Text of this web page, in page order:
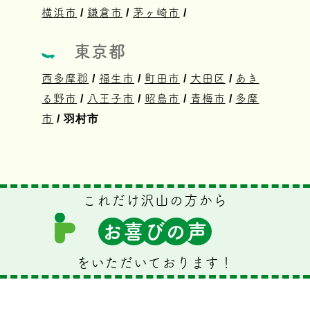
横浜市 / 鎌倉市 / 茅ヶ崎市 /
東京都
西多摩郡 / 福生市 / 町田市 / 大田区 / あき
る野市 / 八王子市 / 昭島市 / 青梅市 / 多摩
市 / 羽村市
これだけ沢山の方から
お 喜 び の 声
をいただいております！